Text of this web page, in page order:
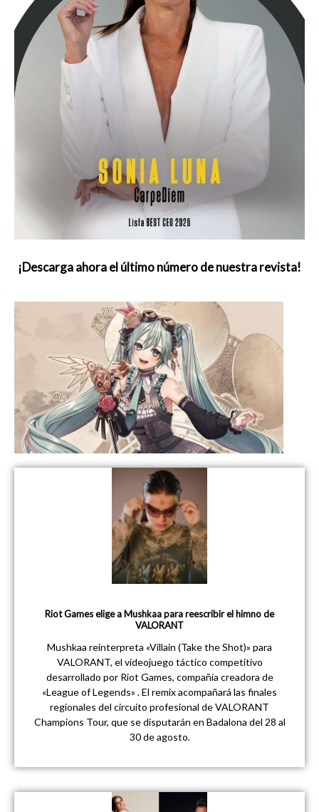
¡Descarga ahora el último número de nuestra revista!
Riot Games elige a Mushkaa para reescribir el himno de
VALORANT
Mushkaa reinterpreta «Villain (Take the Shot)» para
VALORANT, el videojuego táctico competitivo
desarrollado por Riot Games, compañía creadora de
«League of Legends» . El remix acompañará las finales
regionales del circuito profesional de VALORANT
Champions Tour, que se disputarán en Badalona del 28 al
30 de agosto.